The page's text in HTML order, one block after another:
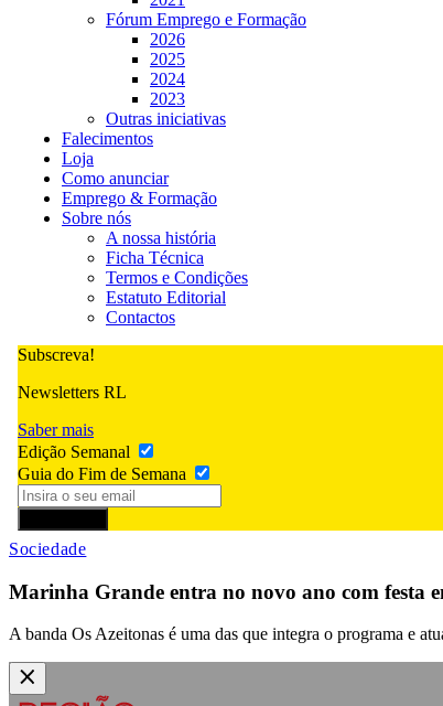
Fórum Emprego e Formação
2026
2025
2024
2023
Outras iniciativas
Falecimentos
Loja
Como anunciar
Emprego & Formação
Sobre nós
A nossa história
Ficha Técnica
Termos e Condições
Estatuto Editorial
Contactos
Subscreva!
Newsletters RL
Saber mais
Edição Semanal
Guia do Fim de Semana
Sociedade
Marinha Grande entra no novo ano com festa
A banda Os Azeitonas é uma das que integra o programa e